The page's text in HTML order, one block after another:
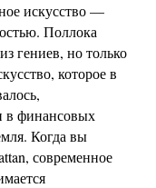
искусство —
Поллока
гениев, но только
которое в
в финансовых
Когда вы
современное